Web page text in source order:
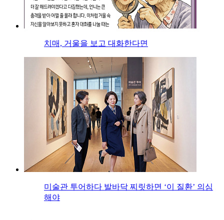
치매, 거울을 보고 대화한다면
미술관 투어하다 발바닥 찌릿하면 ‘이 질환’ 의심
해야